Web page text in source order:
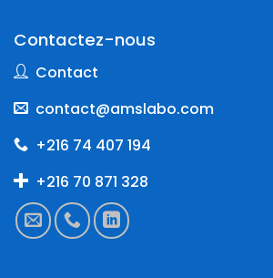
Contactez-nous
Contact
contact@amslabo.com
+216 74 407 194
+216 70 871 328